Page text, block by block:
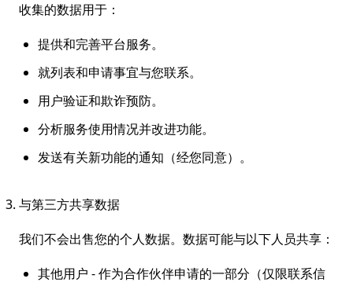
收集的数据用于：
提供和完善平台服务。
就列表和申请事宜与您联系。
用户验证和欺诈预防。
分析服务使用情况并改进功能。
发送有关新功能的通知（经您同意）。
与第三方共享数据
我们不会出售您的个人数据。数据可能与以下人员共享：
其他用户 - 作为合作伙伴申请的一部分（仅限联系信